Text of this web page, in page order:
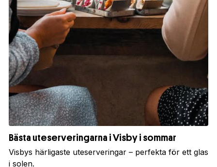
Bästa uteserveringarna i Visby i sommar
Visbys härligaste uteserveringar – perfekta för ett glas
i solen.